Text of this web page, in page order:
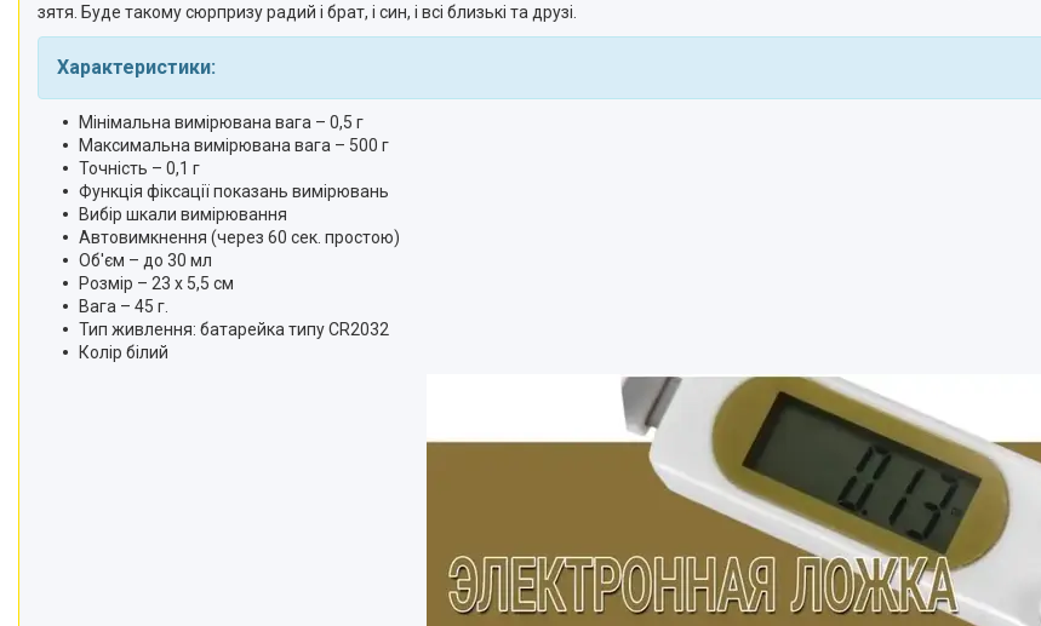
зятя. Буде такому сюрпризу радий і брат, і син, і всі близькі та друзі.
Характеристики:
Мінімальна вимірювана вага – 0,5 г
Максимальна вимірювана вага – 500 г
Точність – 0,1 г
Функція фіксації показань вимірювань
Вибір шкали вимірювання
Автовимкнення (через 60 сек. простою)
Об'єм – до 30 мл
Розмір – 23 х 5,5 см
Вага – 45 г.
Тип живлення: батарейка типу CR2032
Колір білий